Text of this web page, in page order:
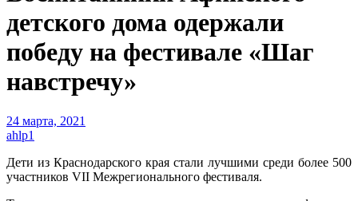
детского дома одержали
победу на фестивале «Шаг
навстречу»
24 марта, 2021
ahlp1
Дети из Краснодарского края стали лучшими среди более 500
участников VII Межрегионального фестиваля.